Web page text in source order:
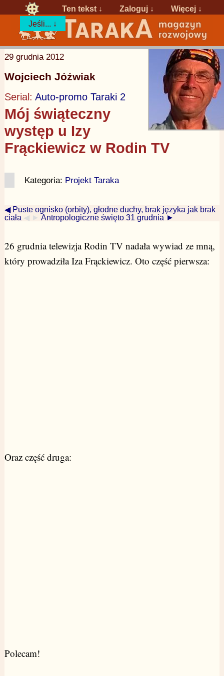
Ten tekst ↓ Zaloguj ↓
Więcej ↓
Jeśli... ↓
29 grudnia 2012
Wojciech Jóźwiak
Serial: Auto-promo Taraki 2
Mój świąteczny
występ u Izy
Frąckiewicz w Rodin TV
Kategoria: Projekt Taraka
◀ Puste ognisko (orbity), głodne duchy, brak języka jak brak
ciała ◀ ► Antropologiczne święto 31 grudnia ►
26 grudnia telewizja Rodin TV nadała wywiad ze mną,
który prowadziła Iza Frąckiewicz. Oto część pierwsza:
Oraz część druga:
Polecam!